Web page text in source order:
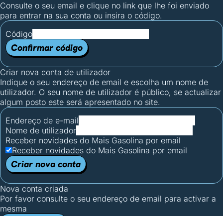
Consulte o seu email e clique no link que lhe foi enviado
para entrar na sua conta ou insira o código.
Código
Confirmar código
Criar nova conta de utilizador
Indique o seu endereço de email e escolha um nome de
utilizador. O seu nome de utilizador é público, se actualizar
algum posto este será apresentado no site.
Endereço de e-mail
Nome de utilizador
Receber novidades do Mais Gasolina por email
Receber novidades do Mais Gasolina por email
Criar nova conta
Nova conta criada
Por favor consulte o seu endereço de email para activar a
mesma